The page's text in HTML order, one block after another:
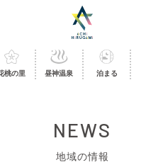
桃の里 昼神温泉 泊まる
NEWS
地域の情報